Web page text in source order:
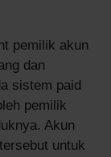
pemilik akun
dan
sistem paid
pemilik
Akun
untuk